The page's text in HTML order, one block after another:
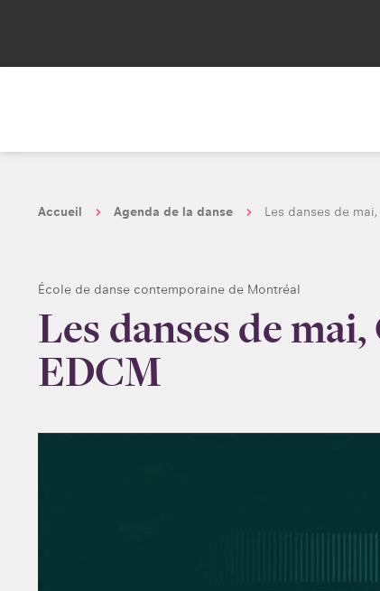
Accueil Agenda de la danse Les danses de mai,
École de danse contemporaine de Montréal
Les danses de mai,
EDCM